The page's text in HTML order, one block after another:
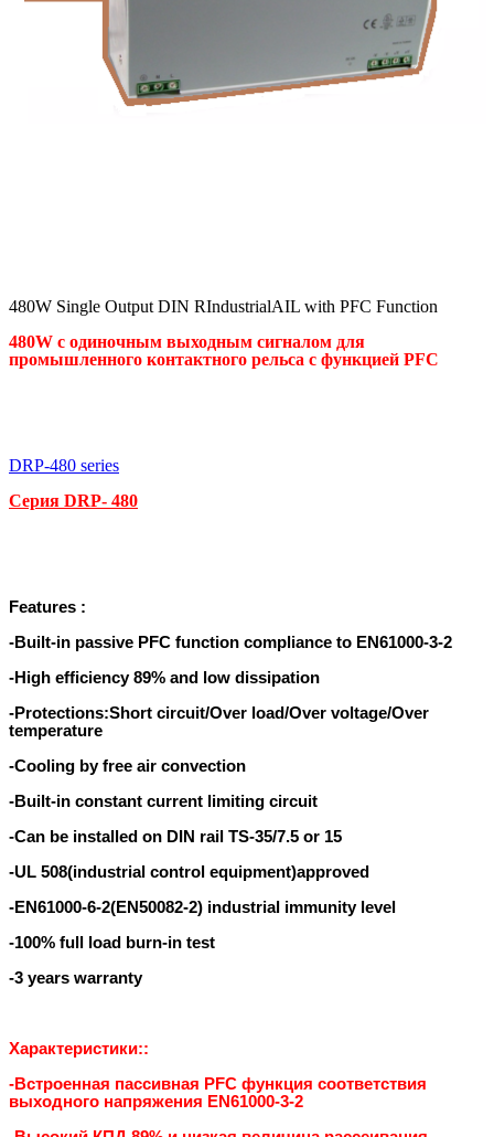
480W Single Output DIN RIndustrialAIL with PFC Function
480W с одиночным выходным сигналом для
промышленного контактного рельса с функцией PFC
DRP-480 series
Серия DRP- 480
Features :
-Built-in passive PFC function compliance to EN61000-3-2
-High efficiency 89% and low dissipation
-Protections:Short circuit/Over load/Over voltage/Over
temperature
-Cooling by free air convection
-Built-in constant current limiting circuit
-Can be installed on DIN rail TS-35/7.5 or 15
-UL 508(industrial control equipment)approved
-EN61000-6-2(EN50082-2) industrial immunity level
-100% full load burn-in test
-3 years warranty
Характеристики::
-Встроенная пассивная PFC функция соответствия
выходного напряжения EN61000-3-2